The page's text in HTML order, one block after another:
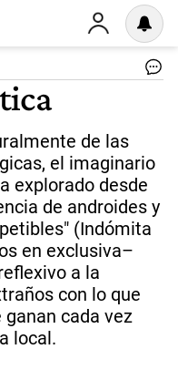
de las
el imaginario
explorado desde
de androides y
(Indómita
en exclusiva–
a la
con lo que
cada vez
local.